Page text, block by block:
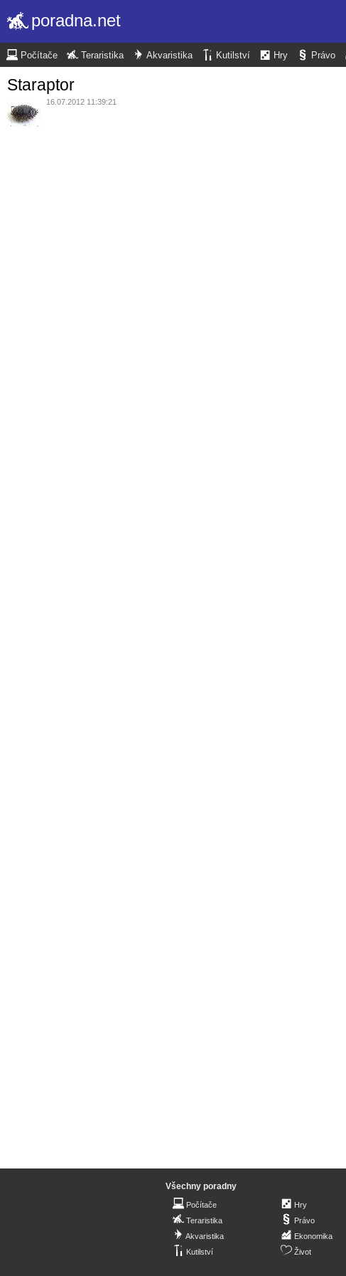
poradna.net
Počítače Teraristika Akvaristika Kutilství Hry Právo
Staraptor
16.07.2012 11:39:21
Všechny poradny
Počítače
Teraristika
Akvaristika
Kutilství
Hry
Právo
Ekonomika
Život